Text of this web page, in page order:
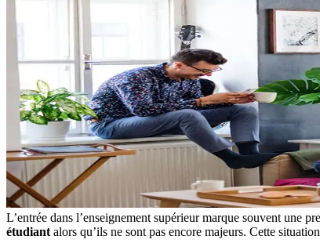
L’entrée dans l’enseignement supérieur marque souvent une
étudiant alors qu’ils ne sont pas encore majeurs. Cette